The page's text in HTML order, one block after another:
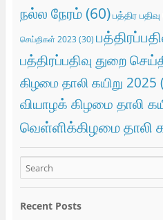
நல்ல நேரம்(60)பத்திர
செய்திகள் 2023 (30)
பத்திரப்பதிவு துறை
கிழமை தாலி கயிறு 2025
வியாழக் கிழமை தாலி
வெள்ளிக்கிழமை தாலி
Recent Posts